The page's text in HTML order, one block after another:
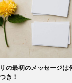
の最初のメッセージは
き！